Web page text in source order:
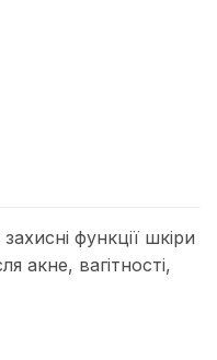
функції шкіри
акне, вагітності,